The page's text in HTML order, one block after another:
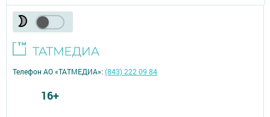
Телефон АО «ТАТМЕДИА»:(843) 222 09 84
16+